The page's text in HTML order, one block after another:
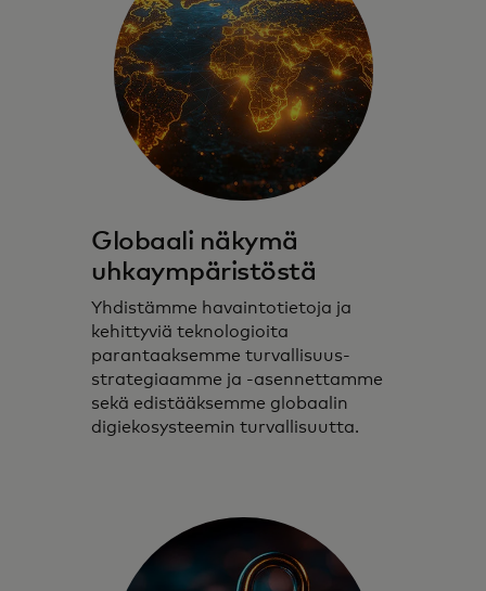
Globaali näkymä
uhkaympäristöstä
Yhdistämme havaintotietoja ja
kehittyviä teknologioita
parantaaksemme turvallisuus­
strategiaamme ja -asennettamme
sekä edistääksemme globaalin
digiekosysteemin turvallisuutta.